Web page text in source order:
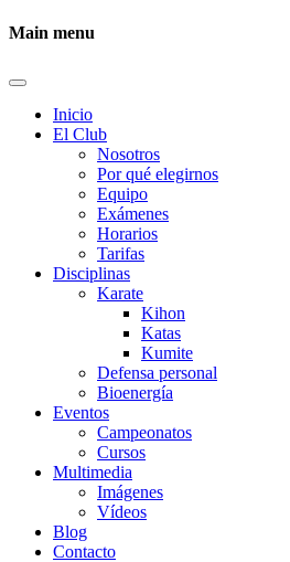
Main menu
Inicio
El Club
Nosotros
Por qué elegirnos
Equipo
Exámenes
Horarios
Tarifas
Disciplinas
Karate
Kihon
Katas
Kumite
Defensa personal
Bioenergía
Eventos
Campeonatos
Cursos
Multimedia
Imágenes
Vídeos
Blog
Contacto